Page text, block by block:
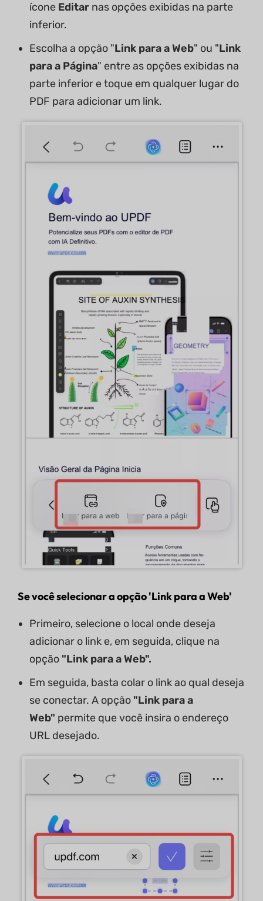
ícone Editar nas opções exibidas na parte
inferior.
Escolha a opção "Link para a Web" ou "Link
para a Página" entre as opções exibidas na
parte inferior e toque em qualquer lugar do
PDF para adicionar um link.
Se você selecionar a opção'Link para a Web'
Primeiro, selecione o local onde deseja
adicionar o link e, em seguida, clique na
opção "Link para a Web".
Em seguida, basta colar o link ao qual deseja
se conectar. A opção "Link para a
Web" permite que você insira o endereço
URL desejado.